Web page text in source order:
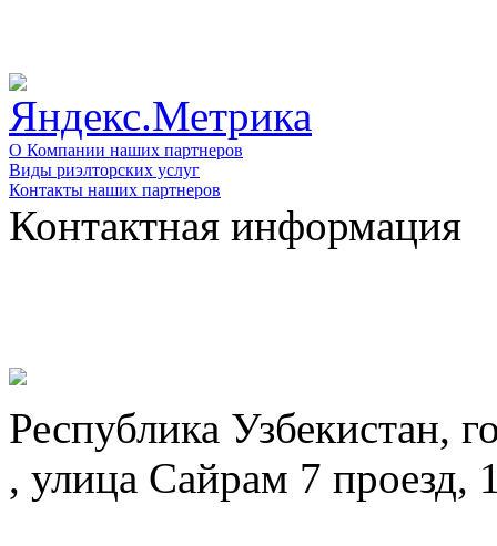
О Компании наших партнеров
Виды риэлторских услуг
Контакты наших партнеров
Контактная информация
Республика Узбекистан,
, улица Сайрам 7 проезд,